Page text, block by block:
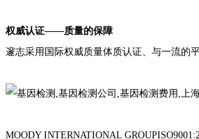
权威认证——质量的保障
邃志采用国际权威质量体质认证、与一流的
MOODY INTERNATIONAL